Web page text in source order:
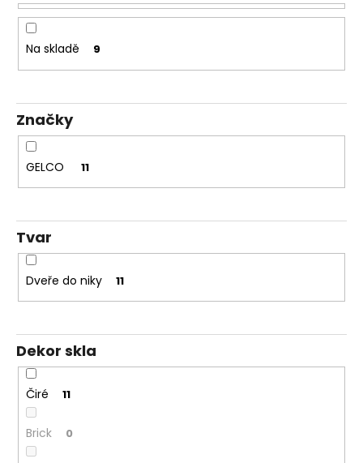
r
o
d
k
t
ů
Na skladě 9
Značky
GELCO 11
Tvar
Dveře do niky 11
Dekor skla
Čiré 11
Brick 0
GD4612
12
080
100
Kč